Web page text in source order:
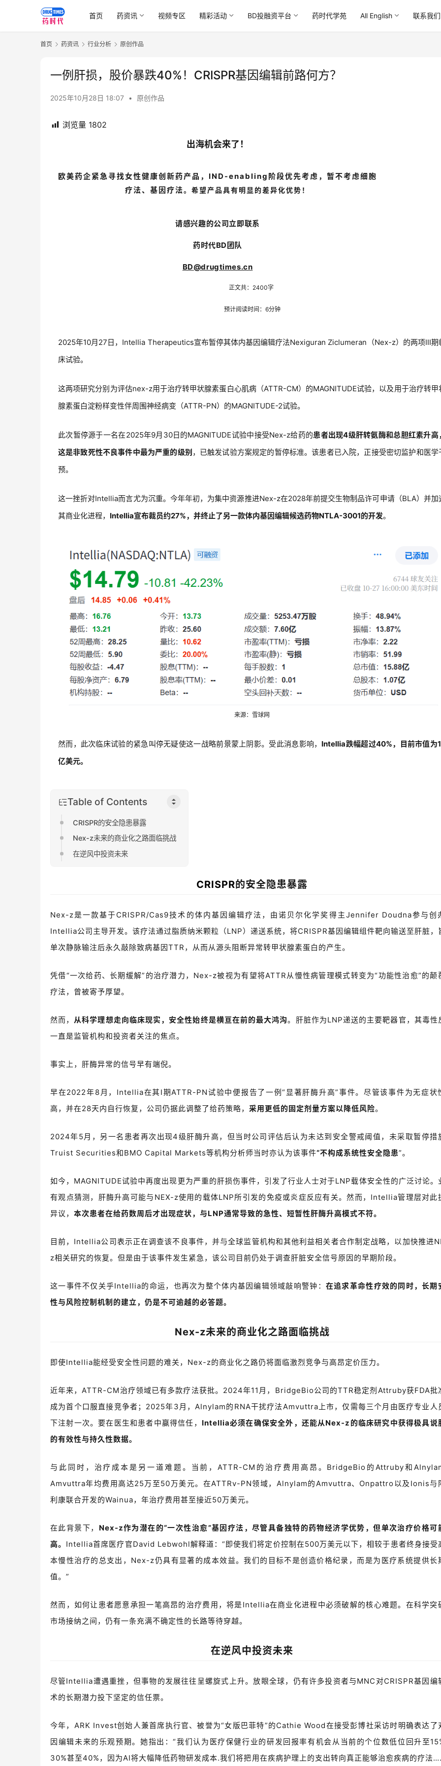
首页 药资讯 视频专区 精彩活动 BD投融资平台 药时代学苑 All English 联系我们
首页 药资讯 行业分析 原创作品
一例肝损，股价暴跌40%！CRISPR基因编辑前路何方？
2025年10月28日 18:07 • 原创作品
浏览量 1802
出海机会来了！
欧美药企紧急寻找女性健康创新药产品，IND-enabling阶段优先考虑，暂不考虑细胞
疗法、基因疗法。希望产品具有明显的差异化优势！
请感兴趣的公司立即联系
药时代BD团队
BD@drugtimes.cn
正文共：2400字
预计阅读时间： 6分钟
2025年10月27日，Intellia Therapeutics宣布暂停其体内基因编辑疗法Nexiguran Ziclumeran（Nex-z）的两项III期
床试验。
这两项研究分别为评估nex-z用于治疗转甲状腺素蛋白心肌病（ATTR-CM）的MAGNITUDE试验，以及用于治疗转甲
腺素蛋白淀粉样变性伴周围神经病变（ATTR-PN）的MAGNITUDE-2试验。
此次暂停源于一名在2025年9月30日的MAGNITUDE试验中接受Nex-z给药的患者出现4级肝转氨酶和总胆红素升高
这是非致死性不良事件中最为严重的级别 ，已触发试验方案规定的暂停标准。该患者已入院，正接受密切监护和医学
预。
这一挫折对Intellia而言尤为沉重。今年年初，为集中资源推进Nex-z在2028年前提交生物制品许可申请（BLA）并加
其商业化进程， Intellia宣布裁员约27%，并终止了另一款体内基因编辑候选药物NTLA-3001的开发。
来源：雪球网
然而，此次临床试验的紧急叫停无疑使这一战略前景蒙上阴影。 受此消息影响， Intellia跌幅超过40%，目前市值为
亿美元。
Table of Contents
CRISPR的安全隐患暴露
Nex-z未来的商业化之路面临挑战
在逆风中投资未来
CRISPR的安全隐患暴露
Nex-z是一款基于CRISPR/Cas9技术的体内基因编辑疗法，由诺贝尔化学奖得主Jennifer Doudna参与创
Intellia公司主导开发。该疗法通过脂质纳米颗粒（LNP）递送系统，将CRISPR基因编辑组件靶向输送至肝脏，
单次静脉输注后永久敲除致病基因TTR ，从而从源头阻断异常转甲状腺素蛋白的产生。
凭借“一次给药、长期缓解”的治疗潜力，Nex-z被视为有望将ATTR从慢性病管理模式转变为“功能性治愈”的颠
疗法，曾被寄予厚望。
然而， 从科学理想走向临床现实，安全性始终是横亘在前的最大鸿沟。肝脏作为LNP递送的主要靶器官，其毒性
一直是监管机构和投资者关注的焦点。
事实上，肝酶异常的信号早有端倪。
早在2022年8月， Intellia在其I期ATTR-PN试验中便报告了一例“ 显著肝酶升高”事件。尽管该事件为无症状
高，并在28天内自行恢复，公司仍据此调整了给药策略， 采用更低的固定剂量方案以降低风险。
2024年5月，另一名患者再次出现4级肝酶升高，但当时公司评估后认为未达到安全警戒阈值，未采取暂停措
Truist Securities和BMO Capital Markets等机构分析师当时亦认为该事件“不构成系统性安全隐患”。
如今，MAGNITUDE试验中再度出现更为严重的肝损伤事件，引发了行业人士对于LNP载体安全性的广泛讨论。
有观点猜测，肝酶升高可能与 NEX-z使用的载体LNP所引发的免疫或炎症反应有关。然而， Intellia管理层对此
异议， 本次患者在给药数周后才出现症状，与LNP通常导致的急性、短暂性肝酶升高模式不符。
目前， Intellia公司表示正在调查该不良事件，并与全球监管机构和其他利益相关者合作制定战略，以加快推进
z相关研究的恢复。但是由于该事件发生紧急，该公司目前仍处于调查肝脏安全信号原因的早期阶段。
这一事件不仅关乎Intellia的命运，也再次为整个体内基因编辑领域敲响警钟： 在追求革命性疗效的同时，长期
性与风险控制机制的建立，仍是不可逾越的必答题。
Nex-z未来的商业化之路面临挑战
即使Intellia能经受安全性问题的难关，Nex-z的商业化之路仍将面临激烈竞争与高昂定价压力。
近年来，ATTR-CM治疗领域已有多款疗法获批。 2024年11 月， BridgeBio公司的TTR稳定剂 Attruby获FDA批
成为首个口服直接竞争者； 2025年3月，Alnylam的 RNA干扰疗法Amvuttra上市，仅需每三个月由医疗专业人
下注射一次。要在医生和患者中赢得信任， Intellia必须在确保安全外，还能从Nex-z 的临床研究中获得极具说
的有效性与持久性数据。
与此同时，治疗成本是另一道难题。当前，ATTR-CM 的治疗费用高昂。 BridgeBio 的Attruby和
Amvuttra年均费用高达25万至50万美元。在ATTRv-PN领域， Alnylam的Amvuttra、 Onpattro 以及 Ionis与
利康联合开发的Wainua，年治疗费用甚至接近50万美元。
在此背景下， Nex-z作为潜在的“一次性治愈”基因 疗法，尽管具备独特的药物经济学优势，但单次治疗价格可
高。 Intellia首席医疗官David Lebwohl解释道：“即使我们将定价控制在500万美元以下，相较于患者终身接受
本慢性治疗的总支出，Nex-z仍具有显著的成本效益。我们的目标不是创造价格纪录，而是为医疗系统提供长
值。 ”
然而，如何让患者愿意承担一笔高昂的治疗费用，将是Intellia在商业化进程中必须破解的核心难题。在科学突
市场接纳之间，仍有一条充满不确定性的长路等待穿越。
在逆风中投资未来
尽管Intellia遭遇重挫，但事物的发展往往呈螺旋式上升。放眼全球，仍有许多投资者与MNC对CRISPR基因编
术的长期潜力投下坚定的信任票。
今年， ARK Invest创始人兼首席执行官、被誉为“女版巴菲特”的Cathie Wood在接受彭博社采访时明确表达了
因编辑未来的乐观预期。她指出：“我们认为医疗保健行业的研发回报率有机会从当前的个位数低位回升至
30%甚至40% ，因为AI将大幅降低药物研发成本.我们将把用在疾病护理上的支出转向真正能够治愈疾病的疗法